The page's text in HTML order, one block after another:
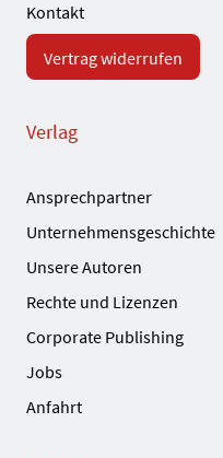
Kontakt
Vertrag widerrufen
Verlag
Ansprechpartner
Unternehmensgeschichte
Unsere Autoren
Rechte und Lizenzen
Corporate Publishing
Jobs
Anfahrt